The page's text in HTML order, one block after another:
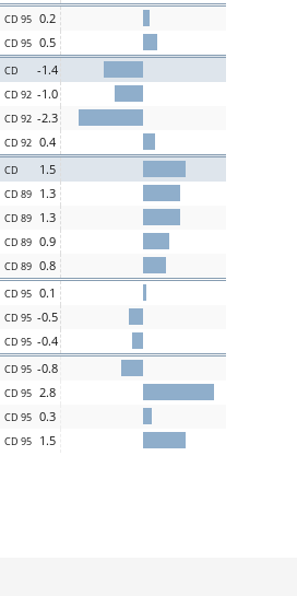
CD 95 0.2
CD 95 0.5
CD -1.4
CD 92 -1.0
CD 92 -2.3
CD 92 0.4
CD 1.5
CD 89
1.3
CD 89
1.3
CD 89 0.9
CD 89 0.8
CD 95 0.1
CD 95 -0.5
CD 95 -0.4
CD 95 -0.8
CD 95 2.8
CD 95 0.3
CD 95 1.5